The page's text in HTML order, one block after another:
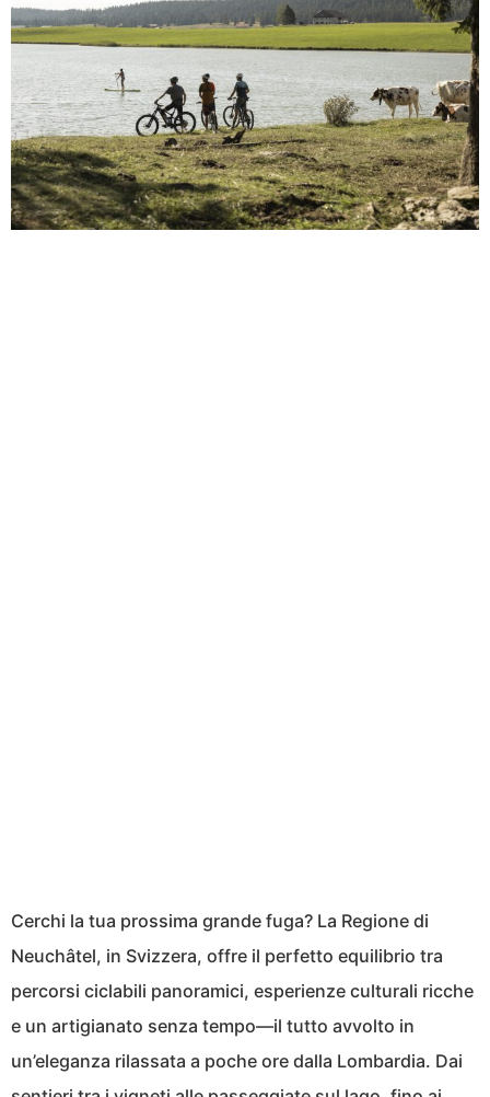
Cerchi la tua prossima grande fuga? La Regione di
Neuchâtel, in Svizzera, offre il perfetto equilibrio tra
percorsi ciclabili panoramici, esperienze culturali ricche
e un artigianato senza tempo—il tutto avvolto in
un’eleganza rilassata a poche ore dalla Lombardia. Dai